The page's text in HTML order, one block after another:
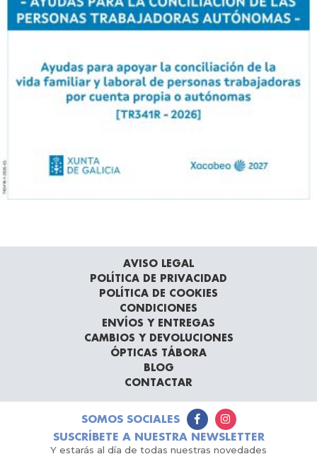
AVISO LEGAL
POLÍTICA DE PRIVACIDAD
POLÍTICA DE COOKIES
CONDICIONES
ENVÍOS Y ENTREGAS
CAMBIOS Y DEVOLUCIONES
ÓPTICAS TÁBORA
BLOG
CONTACTAR
SOMOS SOCIALES
SUSCRÍBETE A NUESTRA NEWSLETTER
Y estarás al día de todas nuestras novedades